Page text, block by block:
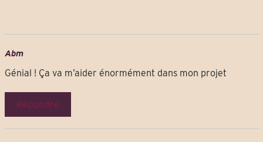
Abm
Génial ! Ça va m’aider énormément dans mon projet
Répondre